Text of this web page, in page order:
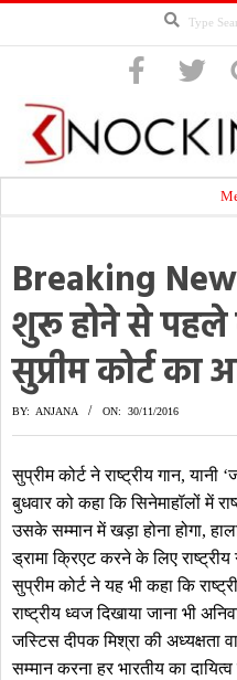
Breaking
शुरू होने से पहले
सुप्रीम कोर्ट
BY: ANJANA ON: 30/11/2016
सुप्रीम कोर्ट ने राष्ट्रीय गान,
बुधवार को कहा कि सिनेमाहॉलों में
उसके सम्मान में खड़ा होना होगा,
ड्रामा क्रिएट करने के लिए राष्ट्रीय
सुप्रीम कोर्ट ने यह भी कहा कि
राष्ट्रीय ध्वज दिखाया जाना भी
जस्टिस दीपक मिश्रा की अध्यक्षता
सम्मान करना हर भारतीय का